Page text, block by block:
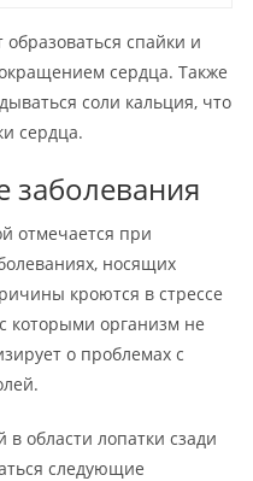
образоваться спайки и
сердца. Также
соли кальция, что
сердца.
заболевания
отмечается при
носящих
кроются в стрессе
которыми организм не
о проблемах с
области лопатки сзади
следующие